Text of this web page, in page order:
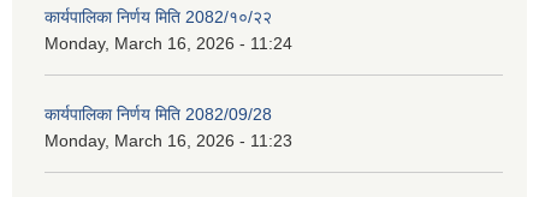
कार्यपालिका निर्णय मिति 2082/१०/२२
Monday, March 16, 2026 - 11:24
कार्यपालिका निर्णय मिति 2082/09/28
Monday, March 16, 2026 - 11:23